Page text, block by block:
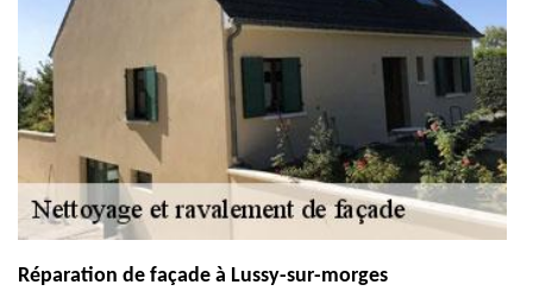
Réparation de façade à Lussy-sur-morges